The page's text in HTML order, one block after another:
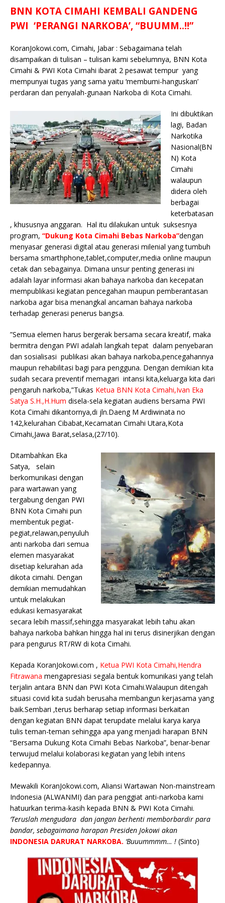
c
e
b
o
o
k
it
te
r
ai
l
at
s
A
p
p
p
y
Li
n
k
k
a
o
e y
p
e
ss
g
e
r
BNN KOTA CIMAHI KEMBALI GANDENG
PWI ‘PERANGI NARKOBA’, “BUUMM..!!”
KoranJokowi.com, Cimahi, Jabar : Sebagaimana telah
disampaikan di tulisan – tulisan kami sebelumnya, BNN Kota
Cimahi & PWI Kota Cimahi ibarat 2 pesawat tempur yang
mempunyai tugas yang sama yaitu ‘membumi-hanguskan’
perdaran dan penyalah-gunaan Narkoba di Kota Cimahi.
Ini dibuktikan
lagi, Badan
Narkotika
Nasional(BN
N) Kota
Cimahi
walaupun
didera oleh
berbagai
keterbatasan
, khususnya anggaran. Hal itu dilakukan untuk suksesnya
program, “Dukung Kota Cimahi Bebas Narkoba”dengan
menyasar generasi digital atau generasi milenial yang tumbuh
bersama smarthphone,tablet,computer,media online maupun
cetak dan sebagainya. Dimana unsur penting generasi ini
adalah layar informasi akan bahaya narkoba dan kecepatan
mempublikasi kegiatan pencegahan maupun pemberantasan
narkoba agar bisa menangkal ancaman bahaya narkoba
terhadap generasi penerus bangsa.
”Semua elemen harus bergerak bersama secara kreatif, maka
bermitra dengan PWI adalah langkah tepat dalam penyebaran
dan sosialisasi publikasi akan bahaya narkoba,pencegahannya
maupun rehabilitasi bagi para pengguna. Dengan demikian kita
sudah secara preventif memagari intansi kita,keluarga kita dari
pengaruh narkoba,”Tukas Ketua BNN Kota Cimahi,Ivan Eka
Satya S.H.,H.Hum disela-sela kegiatan audiens bersama PWI
Kota Cimahi dikantornya,di jln.Daeng M Ardiwinata no
142,kelurahan Cibabat,Kecamatan Cimahi Utara,Kota
Cimahi,Jawa Barat,selasa,(27/10).
Ditambahkan Eka
Satya, selain
berkomunikasi dengan
para wartawan yang
tergabung dengan PWI
BNN Kota Cimahi pun
membentuk pegiat-
pegiat,relawan,penyuluh
anti narkoba dari semua
elemen masyarakat
disetiap kelurahan ada
dikota cimahi. Dengan
demikian memudahkan
untuk melakukan
edukasi kemasyarakat
secara lebih massif,sehingga masyarakat lebih tahu akan
bahaya narkoba bahkan hingga hal ini terus disinerjikan dengan
para pengurus RT/RW di kota Cimahi.
Kepada KoranJokowi.com , Ketua PWI Kota Cimahi,Hendra
Fitrawana mengapresiasi segala bentuk komunikasi yang telah
terjalin antara BNN dan PWI Kota Cimahi.Walaupun ditengah
situasi covid kita sudah berusaha membangun kerjasama yang
baik.Sembari ,terus berharap setiap informasi berkaitan
dengan kegiatan BNN dapat terupdate melalui karya karya
tulis teman-teman sehingga apa yang menjadi harapan BNN
“Bersama Dukung Kota Cimahi Bebas Narkoba”, benar-benar
terwujud melalui kolaborasi kegiatan yang lebih intens
kedepannya.
Mewakili KoranJokowi.com, Aliansi Wartawan Non-mainstream
Indonesia (ALWANMI) dan para penggiat anti-narkoba kami
hatuurkan terima-kasih kepada BNN & PWI Kota Cimahi.
‘Teruslah mengudara dan jangan berhenti memborbardir para
bandar, sebagaimana harapan Presiden Jokowi akan
INDONESIA DARURAT NARKOBA. ‘Buuummmm… ! (Sinto)